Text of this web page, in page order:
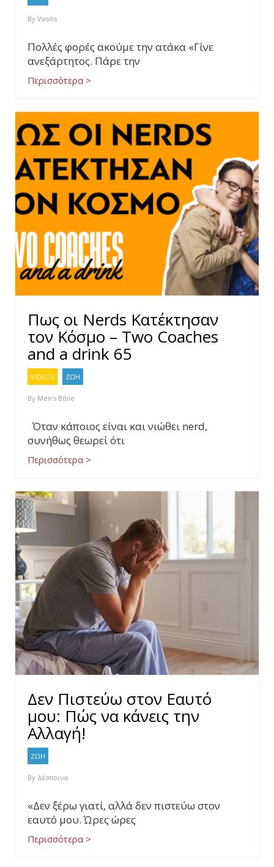
By Vasilis
Πολλές φορές ακούμε την ατάκα «Γίνε
ανεξάρτητος. Πάρε την
Περισσότερα >
Πως οι Nerds Κατέκτησαν
τον Κόσμο – Two Coaches
and a drink 65
VIDEOS ΖΩΗ
By Men's Bible
Όταν κάποιος είναι και νιώθει nerd,
συνήθως θεωρεί ότι
Περισσότερα >
Δεν Πιστεύω στον Εαυτό
μου: Πώς να κάνεις την
Αλλαγή!
ΖΩΗ
By Δέσποινα
«Δεν ξέρω γιατί, αλλά δεν πιστεύω στον
εαυτό μου. Ώρες ώρες
Περισσότερα >